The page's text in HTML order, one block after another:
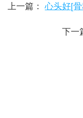
上一篇：心头好[
下一